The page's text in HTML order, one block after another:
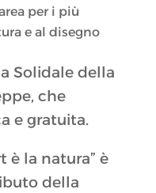
per i più
e al disegno
Solidale della
che
e gratuita.
è la natura” è
della